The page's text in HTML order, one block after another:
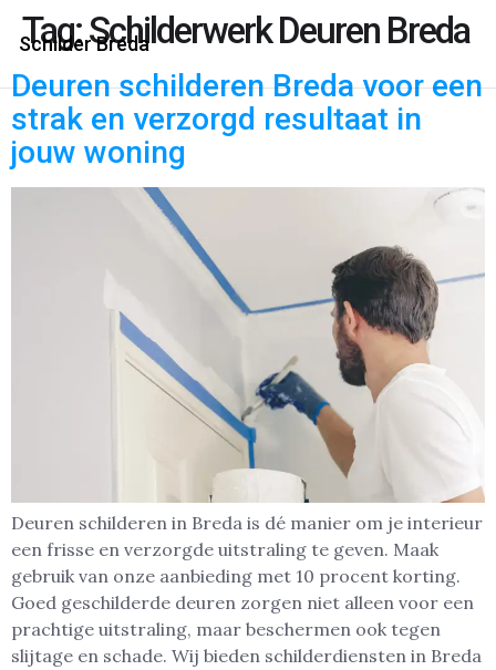
Schilder Breda
Tag:Schilderwerk Deuren Breda
Deuren schilderen Breda voor een
strak en verzorgd resultaat in
jouw woning
Deuren schilderen in Breda is dé manier om je interieur
een frisse en verzorgde uitstraling te geven. Maak
gebruik van onze aanbieding met 10 procent korting.
Goed geschilderde deuren zorgen niet alleen voor een
prachtige uitstraling, maar beschermen ook tegen
slijtage en schade. Wij bieden schilderdiensten in Breda